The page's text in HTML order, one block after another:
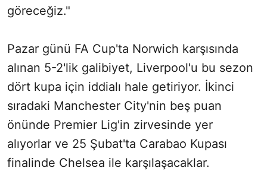
göreceğiz."
Pazar günü FA Cup'ta Norwich karşısında
alınan 5-2'lik galibiyet, Liverpool'u bu sezon
dört kupa için iddialı hale getiriyor. İkinci
sıradaki Manchester City'nin beş puan
önünde Premier Lig'in zirvesinde yer
alıyorlar ve 25 Şubat'ta Carabao Kupası
finalinde Chelsea ile karşılaşacaklar.